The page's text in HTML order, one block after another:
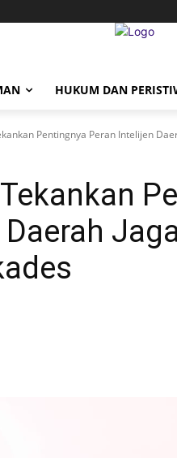
HUKUM DAN
Pentingnya Peran Intelijen